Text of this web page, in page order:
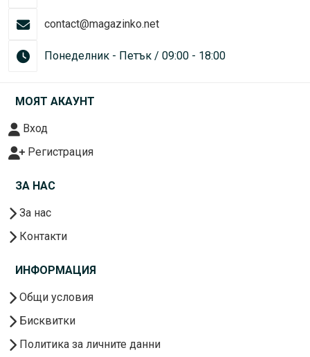
contact@magazinko.net
Понеделник - Петък / 09:00 - 18:00
МОЯТ АКАУНТ
Вход
Регистрация
ЗА НАС
За нас
Контакти
ИНФОРМАЦИЯ
Общи условия
Бисквитки
Политика за личните данни